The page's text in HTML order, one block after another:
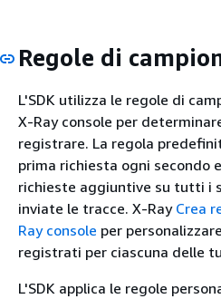
Regole di
L'SDK utilizza le regole di
X-Ray console per
registrare. La regola
prima richiesta ogni secondo
richieste aggiuntive su tutti i
inviate le tracce. X-Ray Crea
Ray console per
registrati per ciascuna delle
L'SDK applica le regole